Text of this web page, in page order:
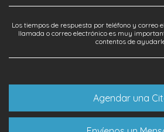
Los tiempos de respuesta por teléfono y correo
llamada o correo electrónico es muy
contentos de
Agendar una